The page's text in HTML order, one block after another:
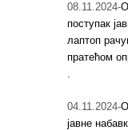
08.11.2024-
поступак
лаптоп
пратећом
.
04.11.2024-
јавне